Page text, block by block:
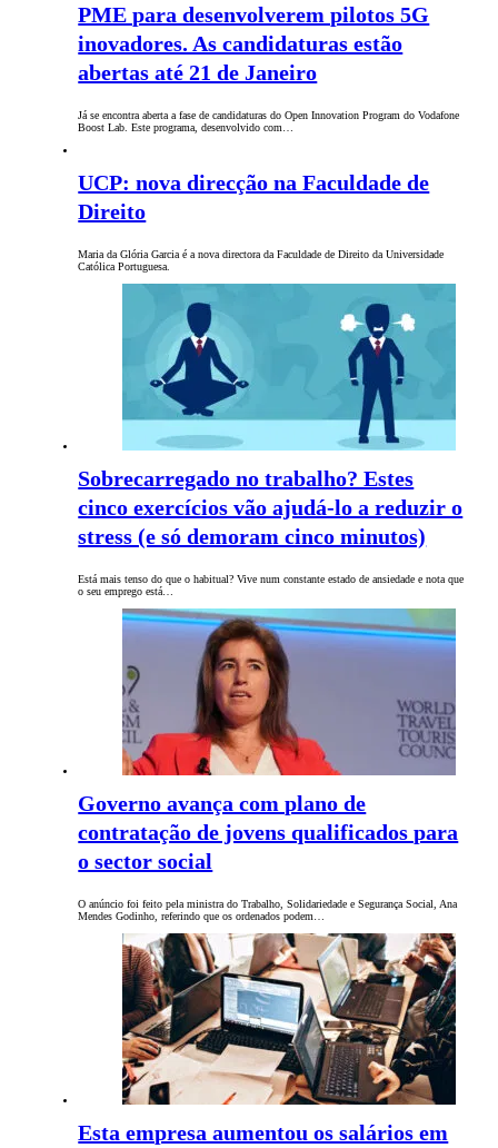
PME para desenvolverem pilotos 5G
inovadores. As candidaturas estão
abertas até 21 de Janeiro
Já se encontra aberta a fase de candidaturas do Open Innovation Program do Vodafone
Boost Lab. Este programa, desenvolvido com…
UCP: nova direcção na Faculdade de
Direito
Maria da Glória Garcia é a nova directora da Faculdade de Direito da Universidade
Católica Portuguesa.
Sobrecarregado no trabalho? Estes
cinco exercícios vão ajudá-lo a reduzir o
stress (e só demoram cinco minutos)
Está mais tenso do que o habitual? Vive num constante estado de ansiedade e nota que
o seu emprego está…
Governo avança com plano de
contratação de jovens qualificados para
o sector social
O anúncio foi feito pela ministra do Trabalho, Solidariedade e Segurança Social, Ana
Mendes Godinho, referindo que os ordenados podem…
Esta empresa aumentou os salários em